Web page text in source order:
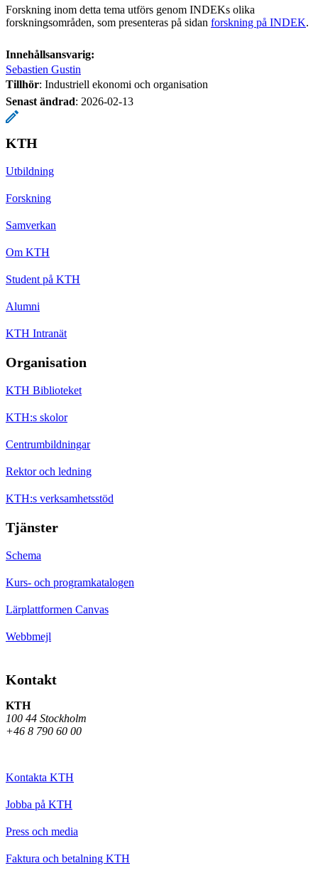
Forskning inom detta tema utförs genom INDEKs olika
forskningsområden, som presenteras på sidan forskning på INDEK.
Innehållsansvarig:
Sebastien Gustin
Tillhör: Industriell ekonomi och organisation
Senast ändrad: 2026-02-13
KTH
Utbildning
Forskning
Samverkan
Om KTH
Student på KTH
Alumni
KTH Intranät
Organisation
KTH Biblioteket
KTH:s skolor
Centrumbildningar
Rektor och ledning
KTH:s verksamhetsstöd
Tjänster
Schema
Kurs- och programkatalogen
Lärplattformen Canvas
Webbmejl
Kontakt
KTH
100 44 Stockholm
+46 8 790 60 00
Kontakta KTH
Jobba på KTH
Press och media
Faktura och betalning KTH